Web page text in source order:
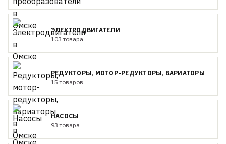
ЭЛЕКТРОДВИГАТЕЛИ
103 товара
РЕДУКТОРЫ, МОТОР-РЕДУКТОРЫ, ВАРИАТОРЫ
15 товаров
НАСОСЫ
93 товара